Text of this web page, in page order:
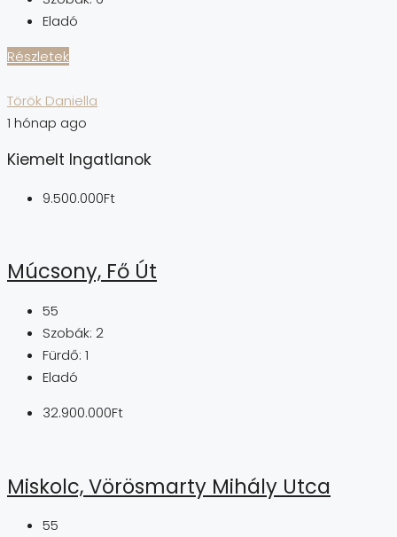
Eladó
Részletek
Török Daniella
1 hónap ago
Kiemelt Ingatlanok
9.500.000Ft
Múcsony, Fő Út
55
Szobák: 2
Fürdő: 1
Eladó
32.900.000Ft
Miskolc, Vörösmarty Mihály Utca
55